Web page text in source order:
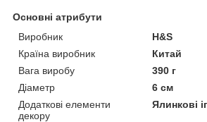
Основні атрибути
Виробник
H&S
Країна виробник
Китай
Вага виробу
390 г
Діаметр
6 см
Додаткові елементи
декору
Ялинкові